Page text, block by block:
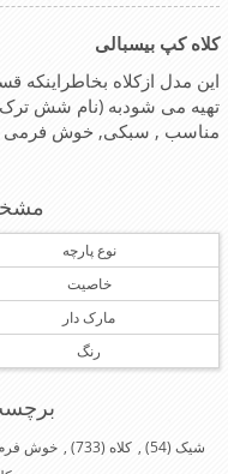
کلاه کپ بیسبالی
این مدل ازکلاه
تهیه می شودبه (نام شش
مناسب , سبکی, خوش فرمی
نوع پارچه
خاصیت
مارک دار
رنگ
شیک (54)
, کلاه (733)
, خوش